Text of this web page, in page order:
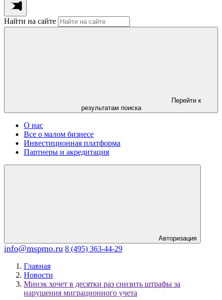
Найти на сайте
Перейти к
результатам поиска
О нас
Все о малом бизнесе
Инвестиционная платформа
Партнеры и акредитация
Авторизация
info@mspmo.ru 8 (495) 363-44-29
Главная
Новости
Минэк хочет в десятки раз снизить штрафы за
нарушения миграционного учета